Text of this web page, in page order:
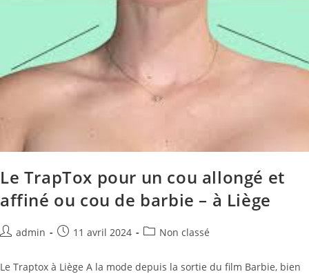
Le TrapTox pour un cou allongé et
affiné ou cou de barbie – à Liège
admin 11 avril 2024 Non classé
Le Traptox à Liège A la mode depuis la sortie du film Barbie, bien